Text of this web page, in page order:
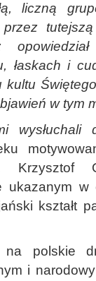
liczną
łaskach i
kultu
w tym
Krzysztof
ukazanym w
kształt
polskie
i